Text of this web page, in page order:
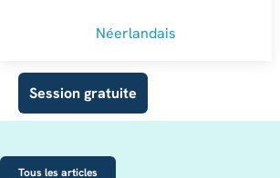
Néerlandais
Session gratuite
Tous les articles